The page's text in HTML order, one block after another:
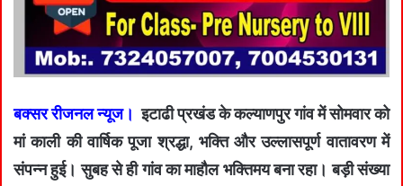
बक्सर रीजनल न्यूज। इटाढी प्रखंड के कल्याणपुर गांव में सोमवार को
मां काली की वार्षिक पूजा श्रद्धा, भक्ति और उल्लासपूर्ण वातावरण में
संपन्न हुई। सुबह से ही गांव का माहौल भक्तिमय बना रहा। बड़ी संख्या